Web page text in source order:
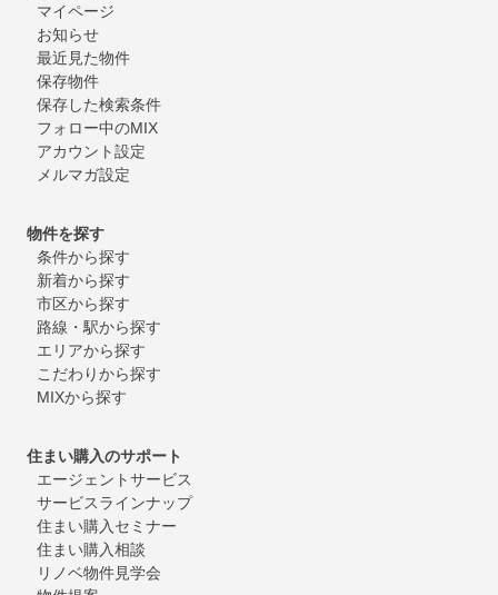
マイページ
お知らせ
最近見た物件
保存物件
保存した検索条件
フォロー中のMIX
アカウント設定
メルマガ設定
物件を探す
条件から探す
新着から探す
市区から探す
路線・駅から探す
エリアから探す
こだわりから探す
MIXから探す
住まい購入のサポート
エージェントサービス
サービスラインナップ
住まい購入セミナー
住まい購入相談
リノベ物件見学会